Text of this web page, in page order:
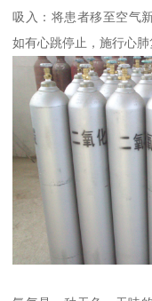
吸入：将患者移至空气
如有心跳停止，施行心肺